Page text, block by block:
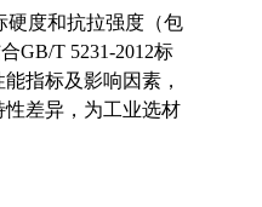
硬度和抗拉强度（包
GB/T 5231-2012标
指标及影响因素，
差异，为工业选材